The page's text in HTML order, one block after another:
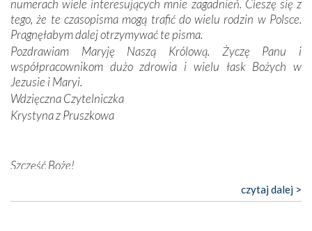
przewodników o portugalskich monarchach i wodzach,
zwycięskich bitwach i nieszczęśliwych losach grzesznych
kochanków.
Byli tym razem pośród Apostołów Fatimy reprezentanci
każdego spośród żyjących pokoleń. Najmłodszy uczestnik
liczył sobie 13 lat, zaś senior, pan Zdzisław – już 94.
Całe życie marzyłem, by tu przyjechać
Nasza pielgrzymka nie byłaby tak bogata w duchową treść
Oprócz zapewnienia nam możliwości codziennego
numerach wiele interesujących mnie zagadnień. Cieszę się z
tego, że te czasopisma mogą trafić do wielu rodzin w Polsce.
Pragnęłabym dalej otrzymywać te pisma.
Pozdrawiam Maryję Naszą Królową. Życzę Panu i
współpracownikom dużo zdrowia i wielu łask Bożych w
Jezusie i Maryi.
Wdzięczna Czytelniczka
Krystyna z Pruszkowa
Szczęść Boże!
to pismo, które bardzo sobie cenię i szanuję. Redagujecie
czytaj dalej >